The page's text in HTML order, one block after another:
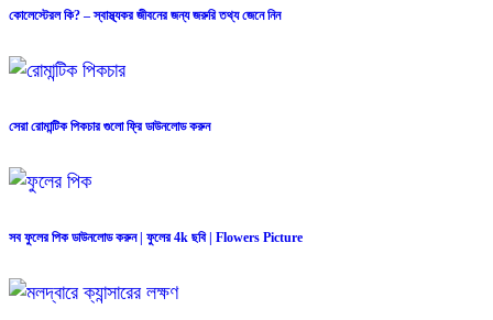
কোলেস্টেরল কি? – স্বাস্থ্যকর জীবনের জন্য জরুরি তথ্য জেনে নিন
সেরা রোমান্টিক পিকচার গুলো ফ্রি ডাউনলোড করুন
সব ফুলের পিক ডাউনলোড করুন | ফুলের 4k ছবি | Flowers Picture